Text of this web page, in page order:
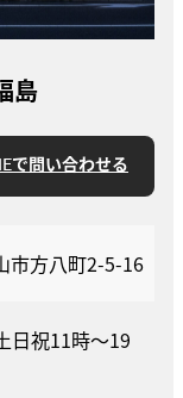
島
で問い合わせる
方八町2-5-16
日祝11時～19